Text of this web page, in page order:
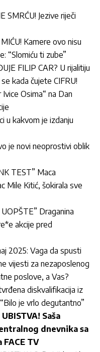
SMRĆU! Jezive riječi
Kamere ovo nisu
“Slomiću ti zube”
FILIP CAR? U rijalitiju
kada čujete CIFRU!
Osima“ na Dan
u kakvom je izdanju
je novi neoprostivi oblik
TEST” Maca
Mile Kitić, šokirala sve
Draganina
akcije pred
2025: Vaga da spusti
vijesti za nezaposlenog
poslove, a Vas?
diskvalifikacija iz
je vrlo degutantno”
Saša
dnevnika sa
TV